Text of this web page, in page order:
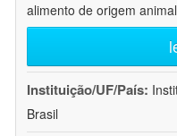
alimento de origem
Instituição/UF/País:
Brasil